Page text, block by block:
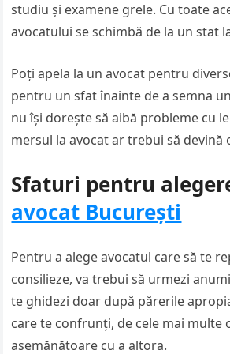
studiu și examene grele. Cu toate
avocatului se schimbă de la un stat
Poți apela la un avocat pentru
pentru un sfat înainte de a semna
nu își dorește să aibă probleme cu
mersul la avocat ar trebui să devină
Sfaturi pentru
avocat București
Pentru a alege avocatul care să te
consilieze, va trebui să urmezi
te ghidezi doar după părerile
care te confrunți, de cele mai multe
asemănătoare cu a altora.